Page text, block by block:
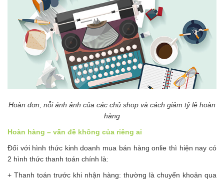
Hoàn đơn, nỗi ánh ảnh của các chủ shop và cách giảm tỷ lệ hoàn
hàng
Hoàn hàng – vấn đề không của riêng ai
Đối với hình thức kinh doanh mua bán hàng onlie thì hiện nay có
2 hình thức thanh toán chính là:
+ Thanh toán trước khi nhận hàng: thường là chuyển khoản qua